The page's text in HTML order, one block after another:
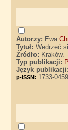
Autorzy: Ewa
Tytuł:Wedrzeć
Źródło: Kraków.
Typ publikacji:
Język publikacji:
p-ISSN: 1733-0459